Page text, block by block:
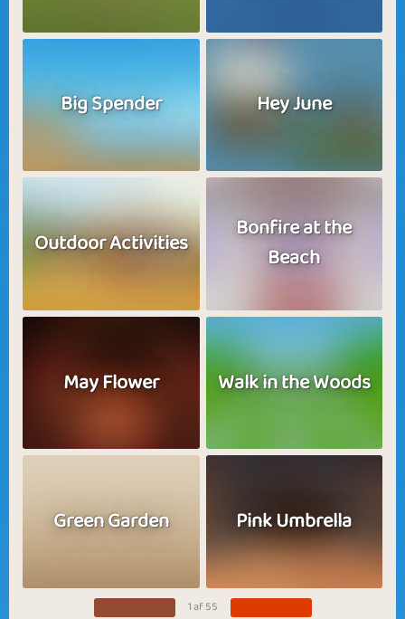
Big Spender Hey June
Outdoor Activities
Bonfire at the
Beach
May Flower Walk in the Woods
Green Garden Pink Umbrella
1 af 55